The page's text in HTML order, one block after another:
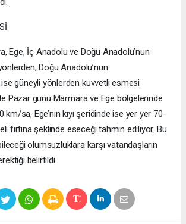
Ege, İç Anadolu ve Doğu Anadolu’nun
Doğu Anadolu’nun
güneyli yönlerden kuvvetli esmesi
Pazar günü Marmara ve Ege bölgelerinde
km/sa, Ege’nin kıyı şeridinde ise yer yer 70-
fırtına şeklinde eseceği tahmin ediliyor. Bu
olumsuzluklara karşı vatandaşların
belirtildi.